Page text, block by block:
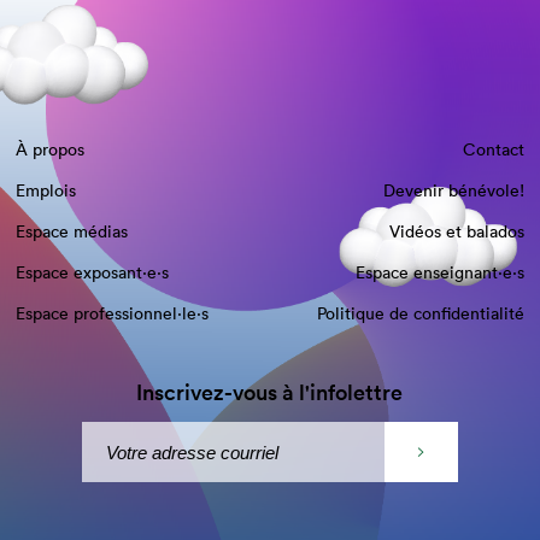
À propos
Contact
Emplois
Devenir bénévole!
Espace médias
Vidéos et balados
Espace exposant·e⋅s
Espace enseignant·e⋅s
Espace professionnel·le⋅s
Politique de confidentialité
Inscrivez-vous à l'infolettre